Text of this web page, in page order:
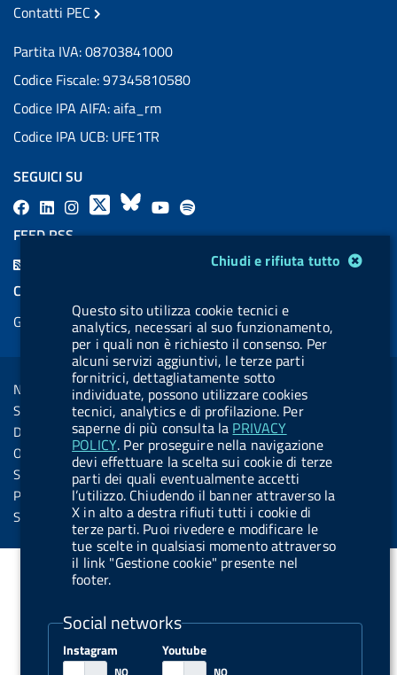
Chiudi e rifiuta tutto
Questo sito utilizza cookie tecnici e
analytics, necessari al suo funzionamento,
per i quali non è richiesto il consenso. Per
alcuni servizi aggiuntivi, le terze parti
fornitrici, dettagliatamente sotto
individuate, possono utilizzare cookies
tecnici, analytics e di profilazione. Per
saperne di più consulta la PRIVACY
POLICY. Per proseguire nella navigazione
devi effettuare la scelta sui cookie di terze
parti dei quali eventualmente accetti
l’utilizzo. Chiudendo il banner attraverso la
X in alto a destra rifiuti tutti i cookie di
terze parti. Puoi rivedere e modificare le
tue scelte in qualsiasi momento attraverso
il link "Gestione cookie" presente nel
footer.
Social networks
Instagram Youtube
Contatti PEC
Partita IVA: 08703841000
Codice Fiscale: 97345810580
Codice IPA AIFA: aifa_rm
Codice IPA UCB: UFE1TR
SEGUICI SU
F
a
L
i
.
b
u
t
t
o
n
.
i
n
s
t
g
r
X
B
k
y
Y
b
e
l
.
b
u
t
t
o
n
.
s
p
o
y
FEED RSS
COOKIES
Gestione cookie
Sezione Link Utili
Note legali
Social Media Policy
Dichiarazione di accessibilità
Obiettivi di accessibilità
Statistiche sito
Privacy
Servizi Online